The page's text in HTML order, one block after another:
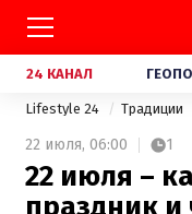
24 КАНАЛ
Lifestyle 24 Традиции
22 июля, 06:00 1
22 июля –
праздник и